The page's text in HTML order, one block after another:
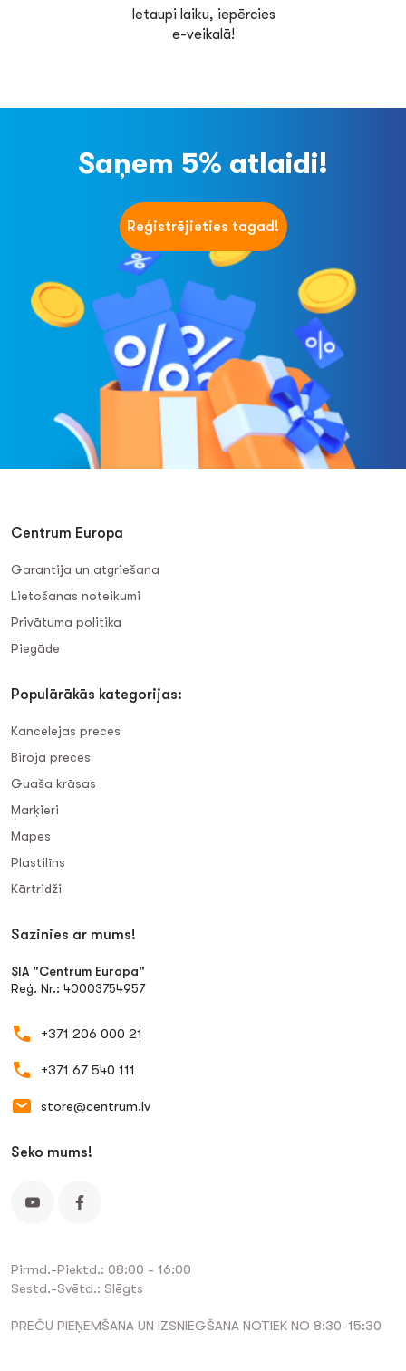
Ietaupi laiku, iepērcies
e-veikalā!
Saņem 5% atlaidi!
Reģistrējieties tagad!
Centrum Europa
Garantija un atgriešana
Lietošanas noteikumi
Privātuma politika
Piegāde
Populārākās kategorijas:
Kancelejas preces
Biroja preces
Guaša krāsas
Marķieri
Mapes
Plastilīns
Kārtridži
Sazinies ar mums!
SIA "Centrum Europa"
Reģ. Nr.: 40003754957
+371 206 000 21
+371 67 540 111
store@centrum.lv
Seko mums!
Pirmd.-Piektd.: 08:00 - 16:00
Sestd.-Svētd.: Slēgts
PREČU PIEŅEMŠANA UN IZSNIEGŠANA NOTIEK NO 8:30-15:30